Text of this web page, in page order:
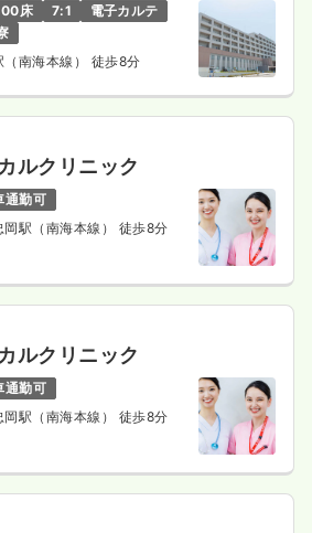
床 7:1
電子カルテ
（南海本線） 徒歩8分
ルクリニック
通勤可
岡駅（南海本線） 徒歩8分
ルクリニック
通勤可
岡駅（南海本線） 徒歩8分